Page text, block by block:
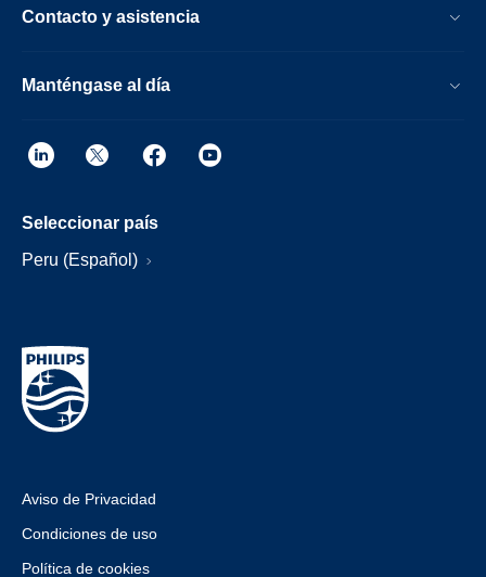
Contacto y asistencia
Manténgase al día
Seleccionar país
Peru (Español)
Aviso de Privacidad
Condiciones de uso
Política de cookies